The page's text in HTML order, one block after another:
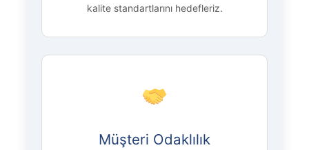
kalite standartlarını hedefleriz.
Müşteri Odaklılık